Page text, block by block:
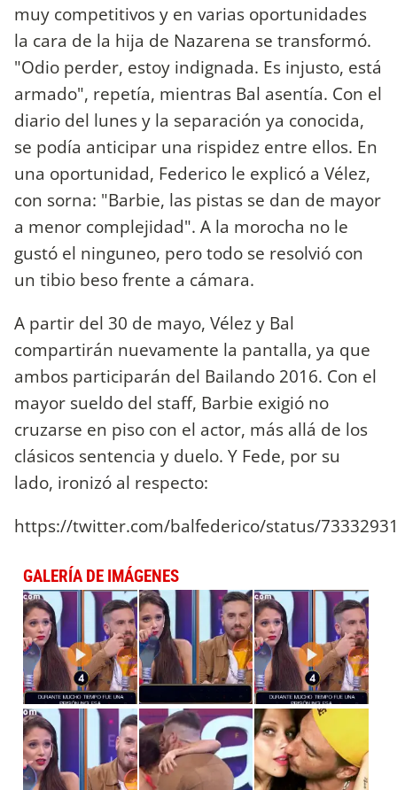
muy competitivos y en varias oportunidades
la cara de la hija de Nazarena se transformó.
"Odio perder, estoy indignada. Es injusto, está
armado", repetía, mientras Bal asentía. Con el
diario del lunes y la separación ya conocida,
se podía anticipar una rispidez entre ellos. En
una oportunidad, Federico le explicó a Vélez,
con sorna: "Barbie, las pistas se dan de mayor
a menor complejidad". A la morocha no le
gustó el ninguneo, pero todo se resolvió con
un tibio beso frente a cámara.
A partir del 30 de mayo, Vélez y Bal
compartirán nuevamente la pantalla, ya que
ambos participarán del Bailando 2016. Con el
mayor sueldo del staff, Barbie exigió no
cruzarse en piso con el actor, más allá de los
clásicos sentencia y duelo. Y Fede, por su
lado, ironizó al respecto:
https://twitter.com/balfederico/status/
GALERÍA DE IMÁGENES